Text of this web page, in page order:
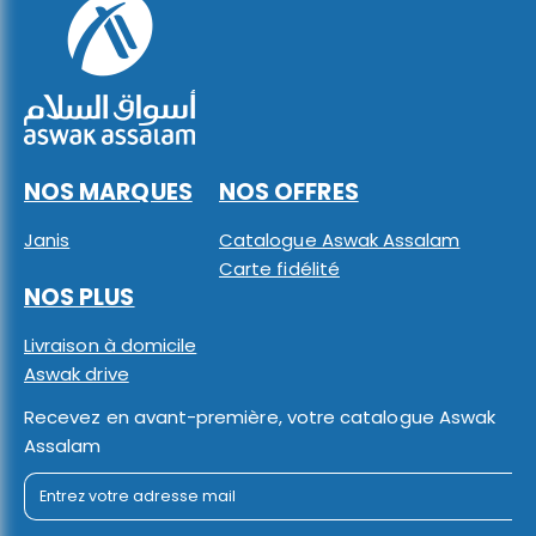
NOS MARQUES
Janis
NOS OFFRES
Catalogue Aswak Assalam
Carte fidélité
NOS PLUS
Livraison à domicile
Aswak drive
Recevez en avant-première, votre catalogue Aswak
Assalam